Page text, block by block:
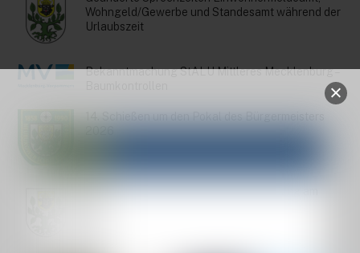
Wohngeld/Gewerbe und Standesamt während der
Urlaubszeit
Bekanntmachung StALU Mittleres Mecklenburg –
14. Schießen um den Pokal des Bürgermeisters
2026
Einladung zur Stadtvertreterversammlung am